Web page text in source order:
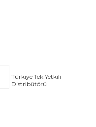
Türkiye Tek Yetkili
Distribütörü